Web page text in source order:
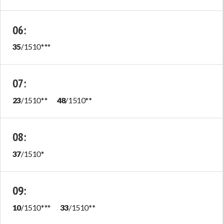
06:
35/1510***
07:
23/1510** 48/1510**
08:
37/1510*
09:
10/1510*** 33/1510**